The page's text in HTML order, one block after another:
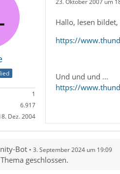
1
6.917
Dez. 2004
Hallo, lesen bildet,
https://
Und und und ...
https://
Bot 3. September 2024 um 19:09
geschlossen.